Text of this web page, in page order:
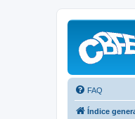
FAQ
Índice